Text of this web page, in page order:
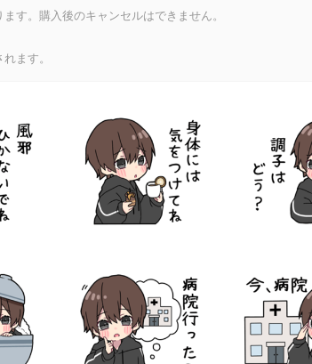
す。購入後のキャンセルはできません。
ます。